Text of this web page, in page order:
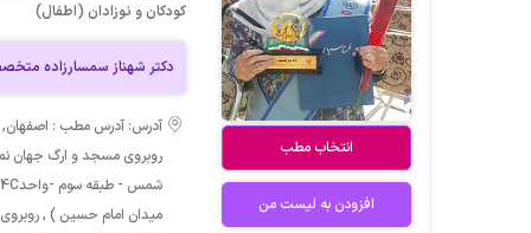
انتخاب مطب
افزودن به لیست من
کودکان و نوزادان (اطفال)
دکتر شهناز سمسارزاده
آدرس: آدرس مطب : اصفهان,
روبروی مسجد و ارگ جهان
میدان امام حسین ) ,